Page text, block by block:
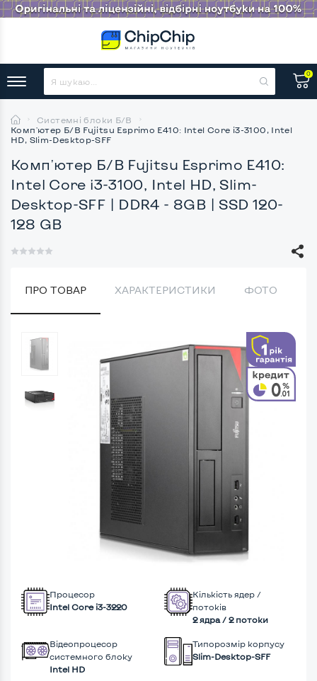
0
Системні блоки Б/В
Комп'ютер Б/В Fujitsu Esprimo E410: Intel Core i3-3100, Intel
HD, Slim-Desktop-SFF
Комп'ютер Б/В Fujitsu Esprimo E410:
Intel Core i3-3100, Intel HD, Slim-
Desktop-SFF | DDR4 - 8GB | SSD 120-
128 GB
ПРО ТОВАР ХАРАКТЕРИСТИКИ ФОТО
Процесор
Intel Core i3-3220
Кількість ядер /
потоків
2 ядра / 2 потоки
Відеопроцесор
системного блоку
Intel HD
Типорозмір корпусу
Slim-Desktop-SFF